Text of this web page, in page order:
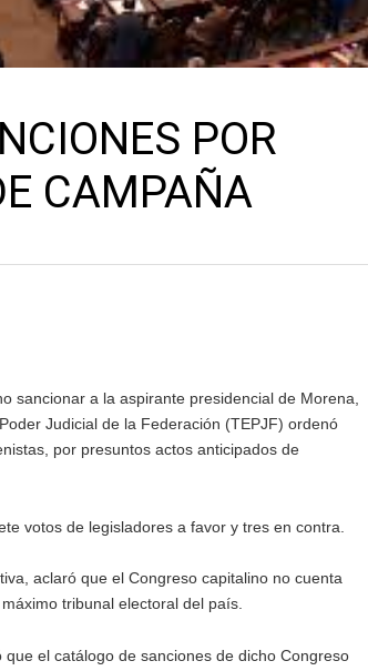
POR
CAMPAÑA
sancionar a la aspirante presidencial de Morena,
Judicial de la Federación (TEPJF) ordenó
por presuntos actos anticipados de
votos de legisladores a favor y tres en contra.
aclaró que el Congreso capitalino no cuenta
tribunal electoral del país.
el catálogo de sanciones de dicho Congreso